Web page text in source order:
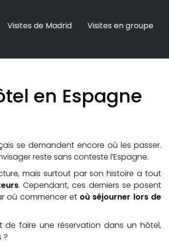
Visites de Madrid Visites en groupe
en Espagne
se demandent encore où les passer.
reste sans conteste l’Espagne.
mais surtout par son histoire a tout
. Cependant, ces derniers se posent
où commencer et où séjourner lors de
faire une réservation dans un hôtel,
?